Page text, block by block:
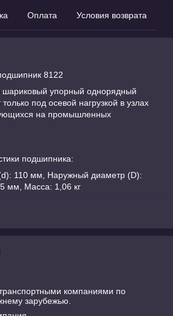
Оплата Условия возврата
8122
шариковый упорный однорядный
под осевой нагрузкой в узлах
на промышленных
подшипника:
110 мм, Наружный диаметр (D):
мм, Масса: 1,06 кг
компаниями по
зарубежью.